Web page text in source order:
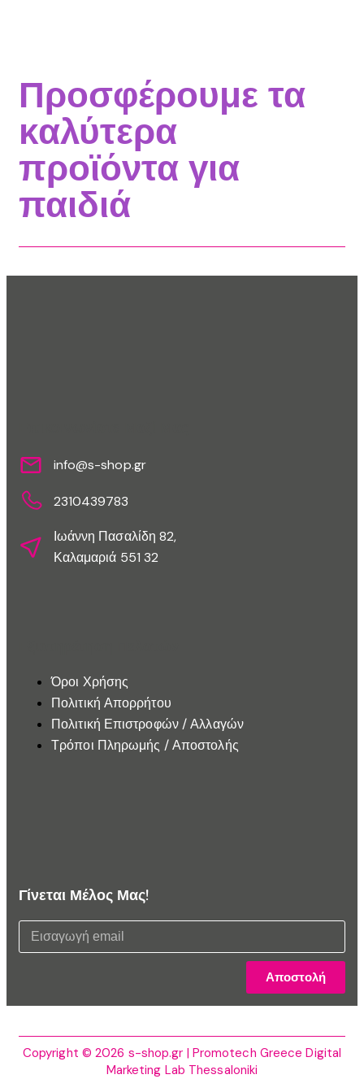
Προσφέρουμε τα
καλύτερα
προϊόντα για
παιδιά
info@s-shop.gr
2310439783
Ιωάννη Πασαλίδη 82,
Καλαμαριά 551 32
Όροι Χρήσης
Πολιτική Απορρήτου
Πολιτική Επιστροφών / Αλλαγών
Τρόποι Πληρωμής / Αποστολής
Γίνεται Μέλος Μας!
Αποστολή
Copyright © 2026 s-shop.gr | Promotech Greece Digital
Marketing Lab Thessaloniki